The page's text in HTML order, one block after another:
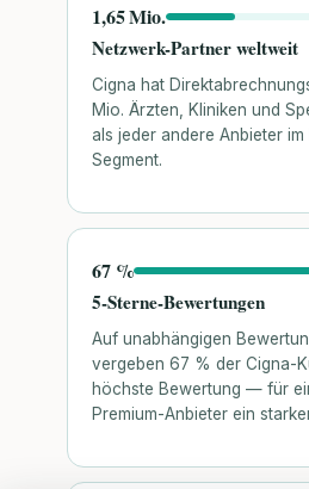
1,65 Mio.
Netzwerk-Partner weltweit
Cigna hat
Mio. Ärzten, Kliniken und
als jeder andere Anbieter im
Segment.
67 %
5-Sterne-Bewertungen
Auf unabhängigen
vergeben 67 % der Cigna-
höchste Bewertung — für
Premium-Anbieter ein